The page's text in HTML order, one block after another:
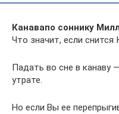
Канавапо соннику
Что значит, если снится
Падать во сне в канаву
утрате.
Но если Вы ее